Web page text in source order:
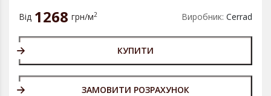
Від 1268 грн/м2 Виробник: Cerrad
КУПИТИ
ЗАМОВИТИ РОЗРАХУНОК